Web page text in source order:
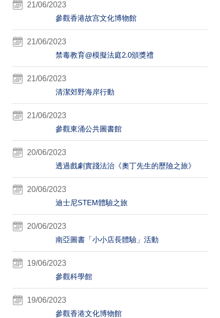
21/06/2023
參觀香港故宫文化博物館
21/06/2023
禁毒教育@模擬法庭2.0頒獎禮
21/06/2023
清潔郊野海岸行動
21/06/2023
參觀東涌公共圖書館
20/06/2023
透過戲劇實踐法治《奧丁先生的歷險之旅》
20/06/2023
迪士尼STEM體驗之旅
20/06/2023
南亞圖書「小小店長體驗」活動
19/06/2023
參觀科學館
19/06/2023
參觀香港文化博物館